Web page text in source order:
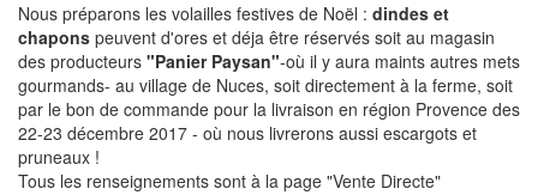
Nous préparons les volailles festives de Noël : dindes et
chapons peuvent d'ores et déja être réservés soit au magasin
des producteurs "Panier Paysan"-où il y aura maints autres mets
gourmands- au village de Nuces, soit directement à la ferme, soit
par le bon de commande pour la livraison en région Provence des
22-23 décembre 2017 - où nous livrerons aussi escargots et
pruneaux !
Tous les renseignements sont à la page "Vente Directe"